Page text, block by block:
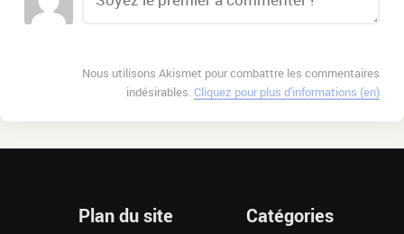
Nous utilisons Akismet pour combattre les commentaires
indésirables.Cliquez pour plus d'informations (en)
Plan du site Catégories